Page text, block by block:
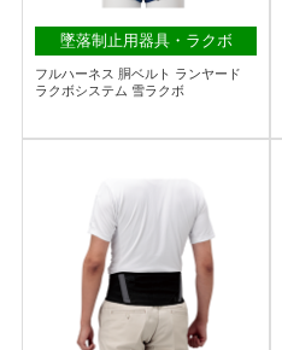
墜落制止用器具・ラクボ
フルハーネス 胴ベルト ランヤード
ラクボシステム 雪ラクボ